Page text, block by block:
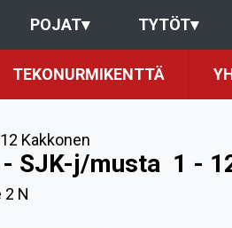
POJAT▾ TYTÖT▾
TEKONURMIKENTTÄ
Kakkonen
- SJK-j/musta 1 -
2 N